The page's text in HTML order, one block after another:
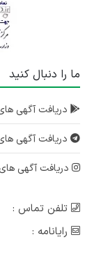
ما را دنبال کنید
دریافت آگهی
دریافت آگهی
دریافت آگهی
تلفن تماس :
رایانامه :